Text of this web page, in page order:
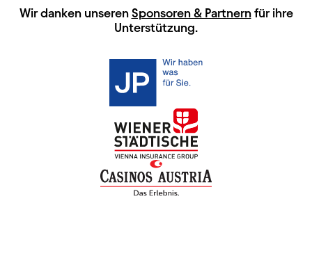
HAUPTSPONSOREN
Wir danken unseren Sponsoren & Partnernfür ihre
Unterstützung.